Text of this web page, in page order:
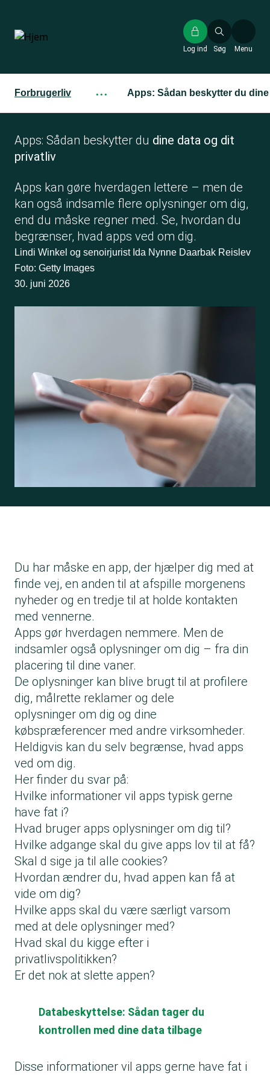
hovedindhold
Søg
Log ind Menu
Forbrugerliv ··· Apps: Sådan beskytter du
Apps: Sådan beskytter du dine data og dit
privatliv
Apps kan gøre hverdagen lettere – men de
kan også indsamle flere oplysninger om dig,
end du måske regner med. Se, hvordan du
begrænser, hvad apps ved om dig.
Lindi Winkel og senoirjurist Ida Nynne Daarbak Reislev
Foto: Getty Images
30. juni 2026
Du har måske en app, der hjælper dig med at
finde vej, en anden til at afspille morgenens
nyheder og en tredje til at holde kontakten
med vennerne.
Apps gør hverdagen nemmere. Men de
indsamler også oplysninger om dig – fra din
placering til dine vaner.
De oplysninger kan blive brugt til at profilere
dig, målrette reklamer og dele
oplysninger om dig og dine
købspræferencer med andre virksomheder.
Heldigvis kan du selv begrænse, hvad apps
ved om dig.
Her finder du svar på:
Hvilke informationer vil apps typisk gerne
have fat i?
Hvad bruger apps oplysninger om dig til?
Hvilke adgange skal du give apps lov til at få?
Skal d sige ja til alle cookies?
Hvordan ændrer du, hvad appen kan få at
vide om dig?
Hvilke apps skal du være særligt varsom
med at dele oplysninger med?
Hvad skal du kigge efter i
privatlivspolitikken?
Er det nok at slette appen?
Databeskyttelse: Sådan tager du
kontrollen med dine data tilbage
Disse informationer vil apps gerne have fat i